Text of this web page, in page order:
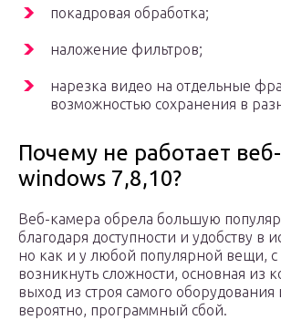
покадровая обработка;
наложение фильтров;
нарезка видео на отдельные
возможностью сохранения в
Почему не работает
windows 7,8,10?
Веб-камера обрела большую
благодаря доступности и удобству в
но как и у любой популярной вещи, с
возникнуть сложности, основная из
выход из строя самого оборудования
вероятно, программный сбой.